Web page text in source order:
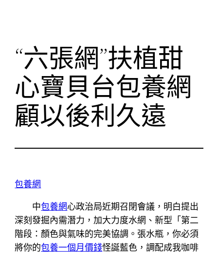
“六張網”扶植甜
心寶貝台包養網
顧以後利久遠
包養網
中包養網心政治局近期召閉會議，明白提出
深刻發掘內需潛力，加大力度水網、新型「第二
階段：顏色與氣味的完美協調。張水瓶，你必須
將你的包養一個月價錢怪誕藍色，調配成我咖啡